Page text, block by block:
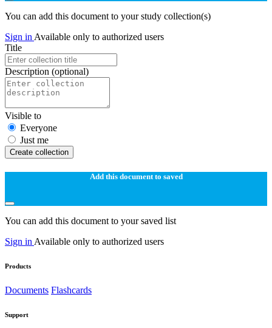
You can add this document to your study collection(s)
Sign in Available only to authorized users
Title
Description (optional)
Visible to
Everyone
Just me
Create collection
Add this document to saved
You can add this document to your saved list
Sign in Available only to authorized users
Products
Documents Flashcards
Support